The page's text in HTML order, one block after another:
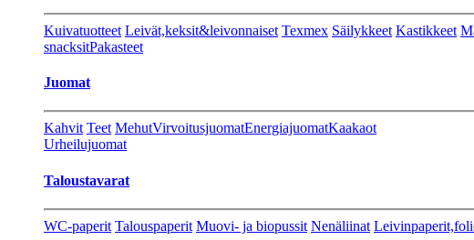
Kuivatuotteet Leivät,keksit&leivonnaiset Texmex Säilykkeet Kastikkeet
snacksitPakasteet
Juomat
Kahvit Teet MehutVirvoitusjuomatEnergiajuomatKaakaot
Urheilujuomat
Taloustavarat
WC-paperit Talouspaperit Muovi- ja biopussit Nenäliinat